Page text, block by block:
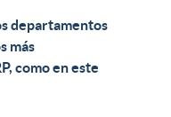
departamentos
más
, como en este